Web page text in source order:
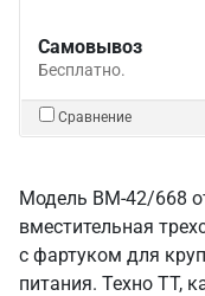
Самовывоз
Бесплатно.
Сравнение
Модель ВМ-42/668
вместительная
с фартуком для
питания. Техно ТТ,